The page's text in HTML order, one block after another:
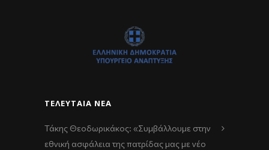
ΤΕΛΕΥΤΑΊΑ ΝΈΑ
Τάκης Θεοδωρικάκος: «Συμβάλλουμε στην
εθνική ασφάλεια της πατρίδας μας με νέο